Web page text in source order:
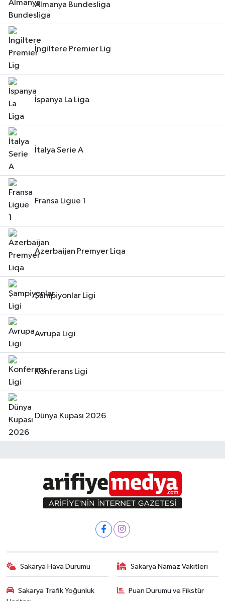
Almanya Bundesliga
İngiltere Premier Lig
İspanya La Liga
İtalya Serie A
Fransa Ligue 1
Azerbaijan Premyer Liqa
Şampiyonlar Ligi
Avrupa Ligi
Konferans Ligi
Dünya Kupası 2026
Sakarya Hava Durumu Sakarya Namaz Vakitleri
Sakarya Trafik Yoğunluk
Puan Durumu ve Fikstür